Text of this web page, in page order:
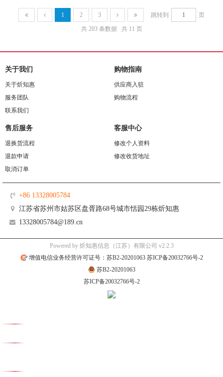
1 2 3 跳转到
页
共 203 条数据
共 11 页
关于我们
关于炘知惠
服务团队
联系我们
购物指南
供应商入驻
购物流程
售后服务
退换货流程
退款申请
取消订单
客服中心
修改个人资料
修改收货地址
+86 13328005784
江苏省苏州市姑苏区盘胥路68号城市恬园29栋炘知惠
13328005784@189.cn
Powered by 炘知惠信息（江苏）有限公司 v2.2.3
增值电信业务经营许可证号：苏B2-20201063 苏ICP备20032766号-2
苏B2-20201063
苏ICP备20032766号-2